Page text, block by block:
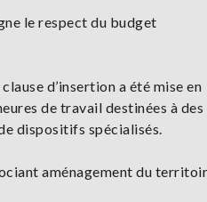
le respect du budget
d’insertion a été mise en
de travail destinées à des
dispositifs spécialisés.
aménagement du